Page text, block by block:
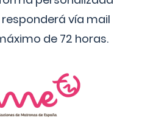
vía mail
de 72 horas.